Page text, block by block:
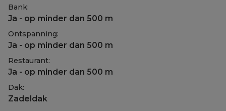
Bank:
Ja - op minder dan 500 m
Ontspanning:
Ja - op minder dan 500 m
Restaurant:
Ja - op minder dan 500 m
Dak:
Zadeldak